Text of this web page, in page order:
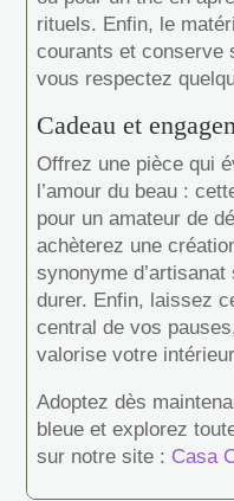
rituels. Enfin, le
courants et conserve
vous respectez
Cadeau et
Offrez une pièce qui
l’amour du beau :
pour un amateur de
achèterez une
synonyme
durer. Enfin, laissez
central de vos
valorise votre
Adoptez dès
bleue et explorez
sur notre site : Casa